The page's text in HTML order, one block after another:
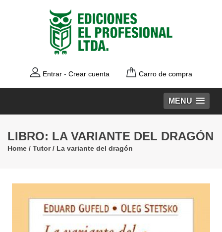
Entrar - Crear cuenta Carro de compra
MENU
LIBRO: LA VARIANTE DEL DRAGÓN
Home / Tutor/ La variante del dragón